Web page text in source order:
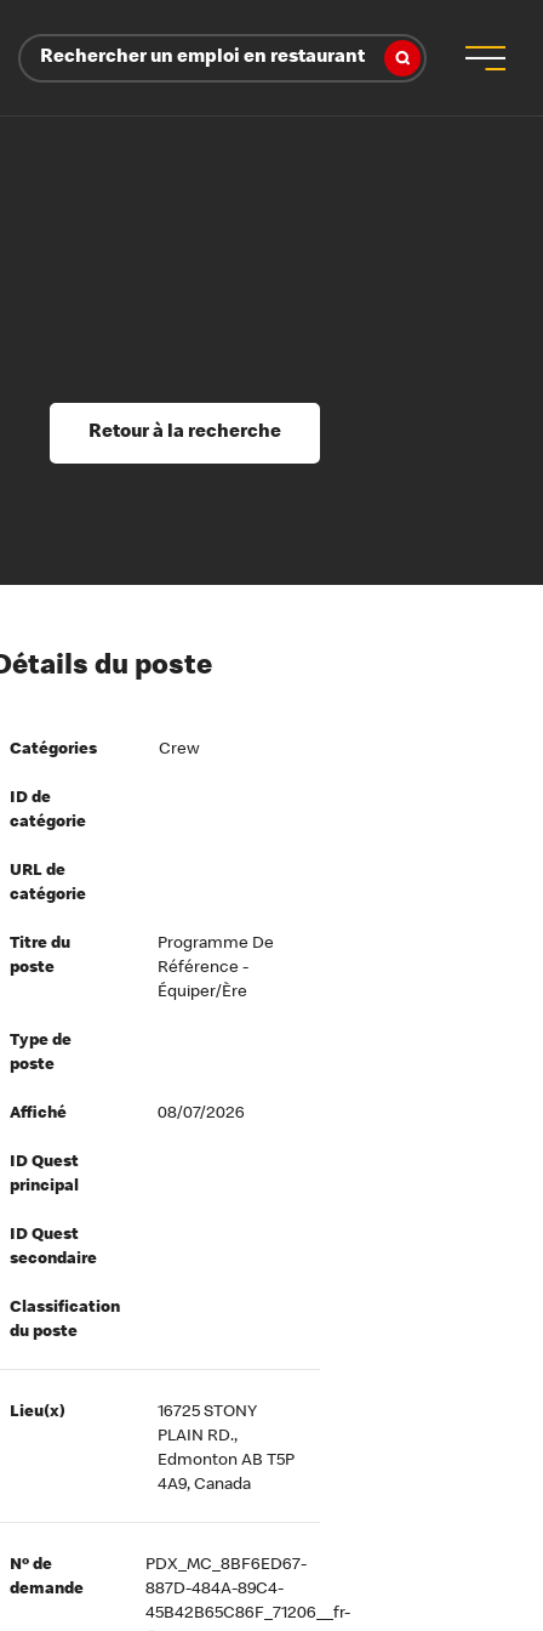
Rechercher un emploi en restaurant
et perfectionnement
du savoir
à l’égard de nos employés
directeurs
équité et inclusion
au travail
Retour à la recherche
du poste
Catégories Crew
ID de
catégorie
URL de
catégorie
Titre du
poste
Programme De
Référence -
Équiper/ère
Type de
poste
Affiché 08/07/2026
ID Quest
principal
ID Quest
secondaire
Classification
du poste
Lieu(x)
16725 STONY
PLAIN RD.,
Edmonton AB T5P
4A9, Canada
Nº de
demande
PDX_MC_8BF6ED67-
887D-484A-89C4-
45B42B65C86F_71206__fr-